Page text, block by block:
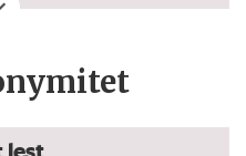
å utvikle gode,
hjelpe barn.
barn i alderen 9-12
lest